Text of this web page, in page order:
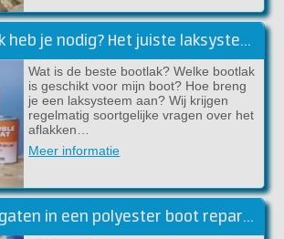
Welke bootlak heb je nodig? Het juiste laksysteem voor jouw boot!
Wat is de beste bootlak? Welke bootlak
is geschikt voor mijn boot? Hoe breng
je een laksysteem aan? Wij krijgen
regelmatig soortgelijke vragen over het
aflakken…
Meer informatie
Scheuren en gaten in een polyester boot repareren